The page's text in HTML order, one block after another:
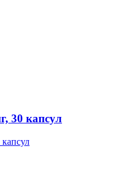
30 капсул